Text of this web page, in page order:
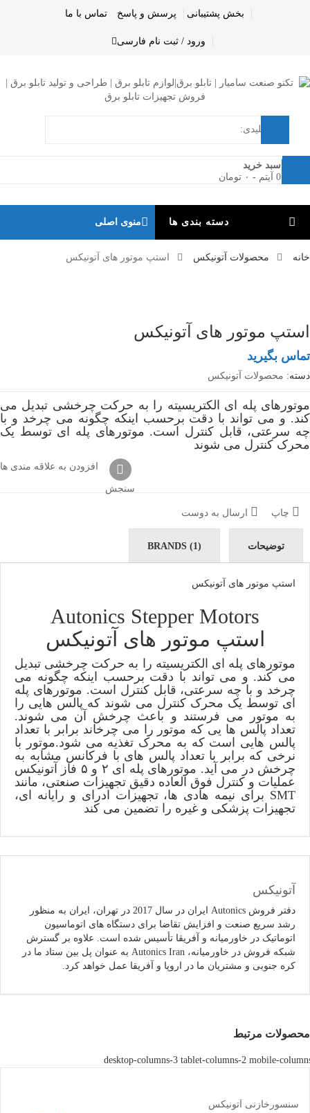
بخش پشتیبانی پرسش و پاسخ تماس با ما
ورود / ثبت نام فارسی
سبد خرید
0 آیتم
- ۰ تومان
0
دسته بندی ها منوی اصلی
خانه محصولات آتونیکس استپ موتور های آتونیکس
استپ موتور های آتونیکس
تماس بگیرید
دسته: محصولات آتونیکس
موتورهای پله ای الکتریسیته را به حرکت چرخشی تبدیل می
کند. و می تواند با دقت برحسب اینکه چگونه می چرخد و با
چه سرعتی، قابل کنترل است. موتورهای پله ای توسط یک
محرک کنترل می شوند
افزودن به علاقه مندی ها
سنجش
چاپ ارسال به دوست
توضیحات BRANDS (1)
استپ موتور های آتونیکس
Autonics Stepper Motors
استپ موتور های آتونیکس
موتورهای پله ای الکتریسیته را به حرکت چرخشی تبدیل
می کند. و می تواند با دقت برحسب اینکه چگونه می
چرخد و با چه سرعتی، قابل کنترل است. موتورهای پله
ای توسط یک محرک کنترل می شوند که پالس هایی را
به موتور می فرستند و باعث چرخش آن می شوند.
تعداد پالس ها یی که موتور را می چرخاند برابر با تعداد
پالس هایی است که به محرک تغذیه می شود.موتور با
نرخی که برابر با تعداد پالس های با فرکانس مشابه به
چرخش در می آید. موتورهای پله ای ۲ و ۵ فاز آتونیکس
عملیات و کنترل فوق العاده دقیق تجهیزات صنعتی، مانند
SMT برای نیمه هادی ها، تجهیزات ادرای و رایانه ای،
تجهیزات پزشکی و غیره را تضمین می کند
آتونیکس
دفتر فروش Autonics ایران در سال 2017 در تهران، ایران به منظور
رشد سریع صنعت و افزایش تقاضا برای دستگاه های اتوماسیون
اتوماتیک در خاورمیانه و آفریقا تأسیس شده است. علاوه بر گسترش
شبکه فروش در خاورمیانه، Autonics Iran به عنوان پل بین ستاد ما در
کره جنوبی و مشتریان ما در اروپا و آفریقا عمل خواهد کرد.
محصولات مرتبط
desktop-columns-3 tablet-columns-2 mobile-
سنسورخازنی آتونیکس